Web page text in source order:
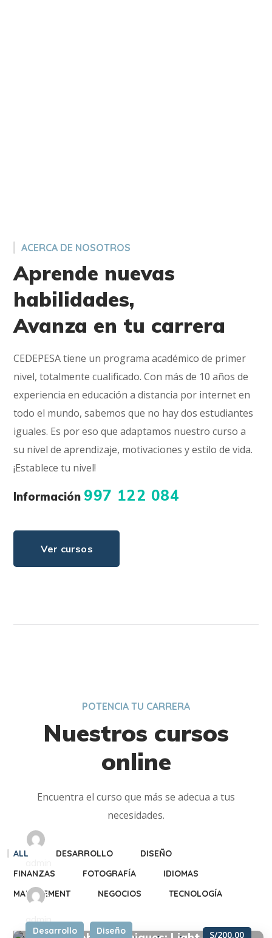
ACERCA DE NOSOTROS
Aprende nuevas
habilidades,
Avanza en tu carrera
CEDEPESA tiene un programa académico de primer
nivel, totalmente cualificado. Con más de 10 años de
experiencia en educación a distancia por internet en
todo el mundo, sabemos que no hay dos estudiantes
iguales. Es por eso que adaptamos nuestro curso a
su nivel de aprendizaje, motivaciones y estilo de vida.
¡Establece tu nivel!
Información 997 122 084
Ver cursos
POTENCIA TU CARRERA
Nuestros cursos
online
Encuentra el curso que más se adecua a tus
necesidades.
ALL DESARROLLO
DISEÑO
FINANZAS
FOTOGRAFÍA
IDIOMAS
MANAGEMENT
NEGOCIOS TECNOLOGÍA
Desarrollo Diseño
Visual Elements of User Interface
Design
0 S/200.00
admin